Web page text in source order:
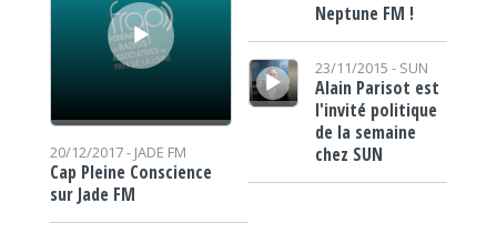
20/12/2017 - JADE FM
Cap Pleine Conscience
sur Jade FM
Neptune FM !
Lecteur audio
23/11/2015 - SUN
Alain Parisot est
l'invité politique
de la semaine
chez SUN